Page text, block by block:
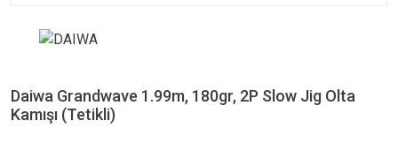
Daiwa Grandwave 1.99m, 180gr, 2P Slow Jig Olta
Kamışı (Tetikli)